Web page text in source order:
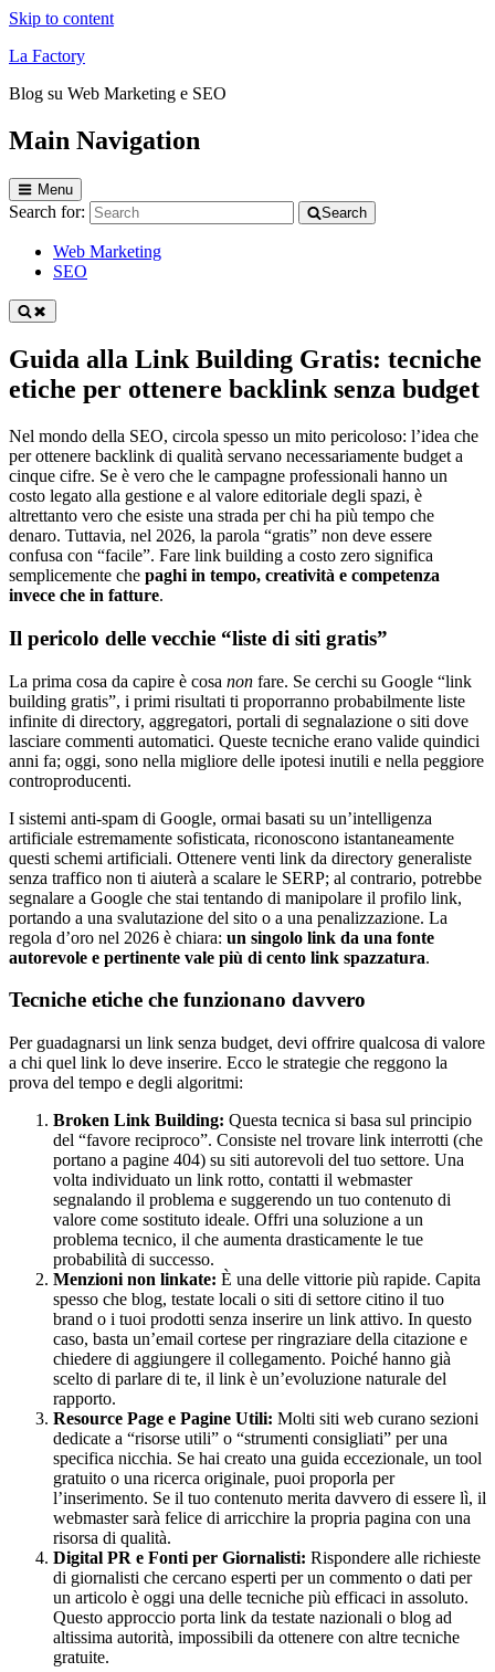
Skip to content
La Factory
Blog su Web Marketing e SEO
Main Navigation
Menu
Search for: Search
Web Marketing
SEO
Guida alla Link Building Gratis: tecniche
etiche per ottenere backlink senza budget
Nel mondo della SEO, circola spesso un mito pericoloso: l’idea che
per ottenere backlink di qualità servano necessariamente budget a
cinque cifre. Se è vero che le campagne professionali hanno un
costo legato alla gestione e al valore editoriale degli spazi, è
altrettanto vero che esiste una strada per chi ha più tempo che
denaro. Tuttavia, nel 2026, la parola “gratis” non deve essere
confusa con “facile”. Fare link building a costo zero significa
semplicemente che paghi in tempo, creatività e competenza
invece che in fatture.
Il pericolo delle vecchie “liste di siti gratis”
La prima cosa da capire è cosa non fare. Se cerchi su Google “link
building gratis”, i primi risultati ti proporranno probabilmente liste
infinite di directory, aggregatori, portali di segnalazione o siti dove
lasciare commenti automatici. Queste tecniche erano valide quindici
anni fa; oggi, sono nella migliore delle ipotesi inutili e nella peggiore
controproducenti.
I sistemi anti-spam di Google, ormai basati su un’intelligenza
artificiale estremamente sofisticata, riconoscono istantaneamente
questi schemi artificiali. Ottenere venti link da directory generaliste
senza traffico non ti aiuterà a scalare le SERP; al contrario, potrebbe
segnalare a Google che stai tentando di manipolare il profilo link,
portando a una svalutazione del sito o a una penalizzazione. La
regola d’oro nel 2026 è chiara: un singolo link da una fonte
autorevole e pertinente vale più di cento link spazzatura.
Tecniche etiche che funzionano davvero
Per guadagnarsi un link senza budget, devi offrire qualcosa di valore
a chi quel link lo deve inserire. Ecco le strategie che reggono la
prova del tempo e degli algoritmi:
Broken Link Building: Questa tecnica si basa sul principio
del “favore reciproco”. Consiste nel trovare link interrotti (che
portano a pagine 404) su siti autorevoli del tuo settore. Una
volta individuato un link rotto, contatti il webmaster
segnalando il problema e suggerendo un tuo contenuto di
valore come sostituto ideale. Offri una soluzione a un
problema tecnico, il che aumenta drasticamente le tue
probabilità di successo.
Menzioni non linkate: È una delle vittorie più rapide. Capita
spesso che blog, testate locali o siti di settore citino il tuo
brand o i tuoi prodotti senza inserire un link attivo. In questo
caso, basta un’email cortese per ringraziare della citazione e
chiedere di aggiungere il collegamento. Poiché hanno già
scelto di parlare di te, il link è un’evoluzione naturale del
rapporto.
Resource Page e Pagine Utili: Molti siti web curano sezioni
dedicate a “risorse utili” o “strumenti consigliati” per una
specifica nicchia. Se hai creato una guida eccezionale, un tool
gratuito o una ricerca originale, puoi proporla per
l’inserimento. Se il tuo contenuto merita davvero di essere lì, il
webmaster sarà felice di arricchire la propria pagina con una
risorsa di qualità.
Digital PR e Fonti per Giornalisti: Rispondere alle richieste
di giornalisti che cercano esperti per un commento o dati per
un articolo è oggi una delle tecniche più efficaci in assoluto.
Questo approccio porta link da testate nazionali o blog ad
altissima autorità, impossibili da ottenere con altre tecniche
gratuite.